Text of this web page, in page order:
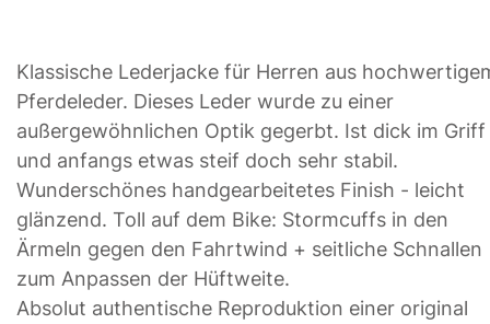
Klassische Lederjacke für Herren aus
Pferdeleder. Dieses Leder wurde zu einer
außergewöhnlichen Optik gegerbt. Ist dick im Griff
und anfangs etwas steif doch sehr stabil.
Wunderschönes handgearbeitetes Finish - leicht
glänzend. Toll auf dem Bike: Stormcuffs in den
Ärmeln gegen den Fahrtwind + seitliche Schnallen
zum Anpassen der Hüftweite.
Absolut authentische Reproduktion einer original